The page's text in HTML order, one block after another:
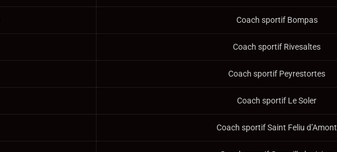
Coach sportif Bompas
Coach sportif Rivesaltes
Coach sportif Peyrestortes
Coach sportif Le Soler
Coach sportif Saint Feliu d’Amont